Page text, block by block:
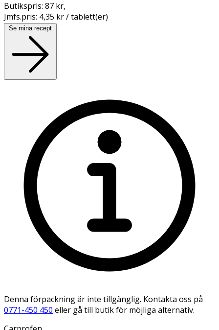
Butikspris: 87 kr,
Jmfs.pris: 4,35 kr / tablett(er)
Se mina recept
Denna förpackning är inte tillgänglig. Kontakta oss på
0771-450 450 eller gå till butik för möjliga alternativ.